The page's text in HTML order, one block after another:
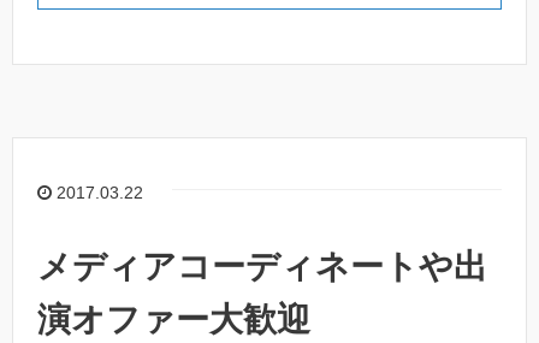
2017.03.22
メディアコーディネートや出
演オファー大歓迎